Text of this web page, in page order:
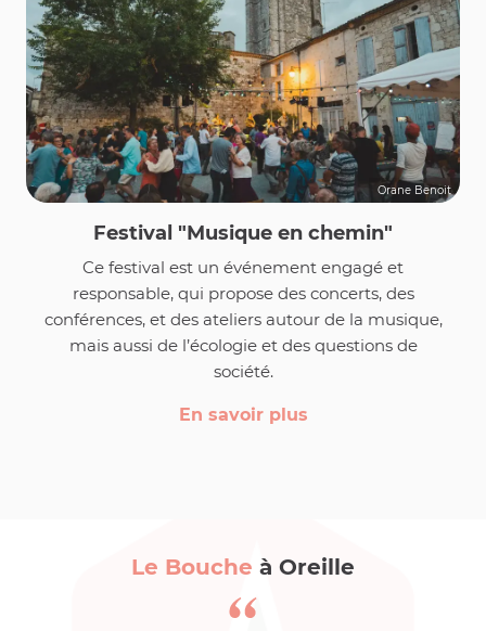
Orane Benoit
Festival "Musique en chemin"
Ce festival est un événement engagé et
responsable, qui propose des concerts, des
conférences, et des ateliers autour de la musique,
mais aussi de l’écologie et des questions de
société.
En savoir plus
Le Bouche à Oreille